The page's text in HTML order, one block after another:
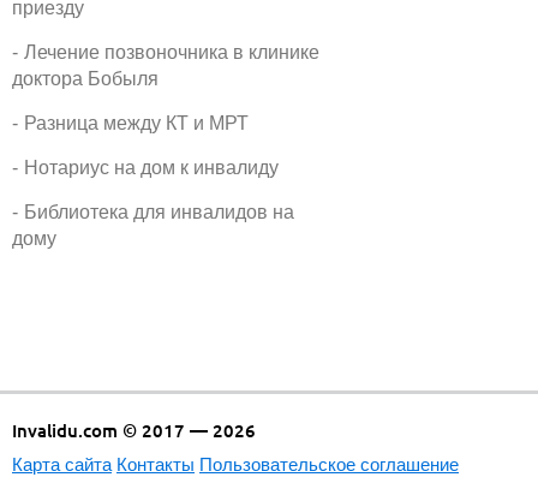
приезду
Лечение позвоночника в клинике
доктора Бобыля
Разница между КТ и МРТ
Нотариус на дом к инвалиду
Библиотека для инвалидов на
дому
Invalidu.com © 2017 — 2026
Карта сайта Контакты Пользовательское соглашение